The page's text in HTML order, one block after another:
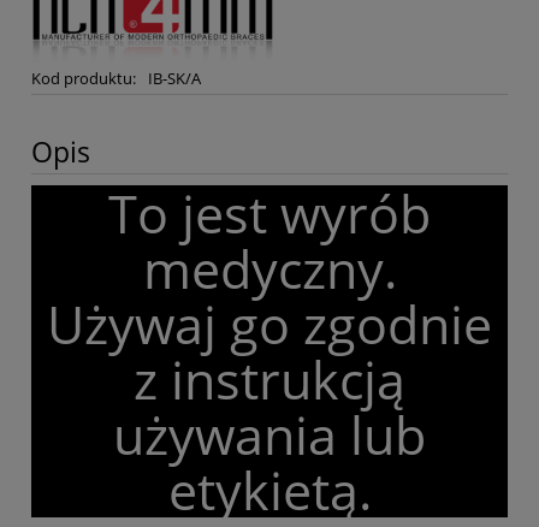
Kod produktu: IB-SK/A
Opis
To jest wyrób
medyczny.
Używaj go zgodnie
z instrukcją
używania lub
etykietą.